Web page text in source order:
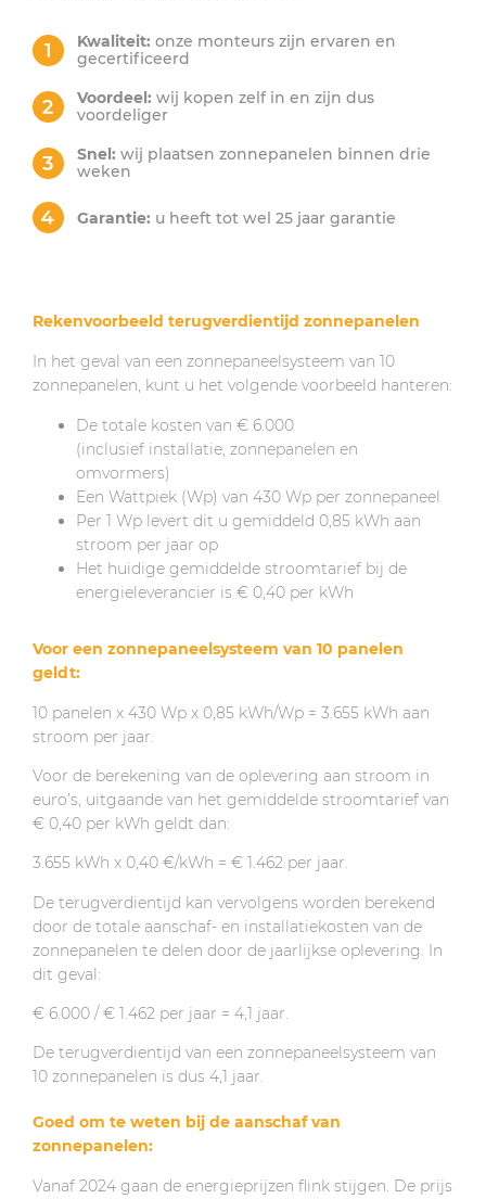
Kwaliteit: onze monteurs zijn ervaren en
gecertificeerd
Voordeel: wij kopen zelf in en zijn dus
voordeliger
Snel: wij plaatsen zonnepanelen binnen drie
weken
Garantie: u heeft tot wel 25 jaar garantie
Rekenvoorbeeld terugverdientijd zonnepanelen
In het geval van een zonnepaneelsysteem van 10
zonnepanelen, kunt u het volgende voorbeeld hanteren:
De totale kosten van € 6.000
(inclusief installatie, zonnepanelen en
omvormers)
Een Wattpiek (Wp) van 430 Wp per zonnepaneel
Per 1 Wp levert dit u gemiddeld 0,85 kWh aan
stroom per jaar op
Het huidige gemiddelde stroomtarief bij de
energieleverancier is € 0,40 per kWh
Voor een zonnepaneelsysteem van 10 panelen
geldt:
10 panelen x 430 Wp x 0,85 kWh/Wp = 3.655 kWh aan
stroom per jaar.
Voor de berekening van de oplevering aan stroom in
euro’s, uitgaande van het gemiddelde stroomtarief van
€ 0,40 per kWh geldt dan:
3.655 kWh x 0,40 €/kWh = € 1.462 per jaar.
De terugverdientijd kan vervolgens worden berekend
door de totale aanschaf- en installatiekosten van de
zonnepanelen te delen door de jaarlijkse oplevering. In
dit geval:
€ 6.000 / € 1.462 per jaar = 4,1 jaar.
De terugverdientijd van een zonnepaneelsysteem van
10 zonnepanelen is dus 4,1 jaar.
Goed om te weten bij de aanschaf van
zonnepanelen:
Vanaf 2024 gaan de energieprijzen flink stijgen. De prijs